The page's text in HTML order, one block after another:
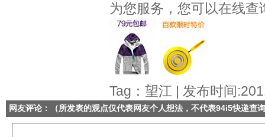
为您服务，您可以在线
Tag：望江 | 发布时间
网友评论：（所发表的观点仅代表网友个人想法，不代表94i5快递查